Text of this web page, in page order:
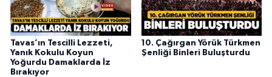
Tavas’ın Tescilli Lezzeti,
Yanık Kokulu Koyun
Yoğurdu Damaklarda İz
Bırakıyor
10. Çağırgan Yörük Türkmen
Şenliği Binleri Buluşturdu